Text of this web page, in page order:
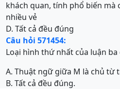
khách quan, tính phổ biến mà
nhiều vẻ
D. Tất cả đều đúng
Câu hỏi 571454:
Loại hình thứ nhất của luận ba
A. Thuật ngữ giữa M là chủ từ
B. Tất cả đều đúng.